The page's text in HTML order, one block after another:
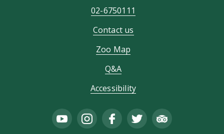
02-6750111
Contact us
Zoo Map
Q&A
Accessibility